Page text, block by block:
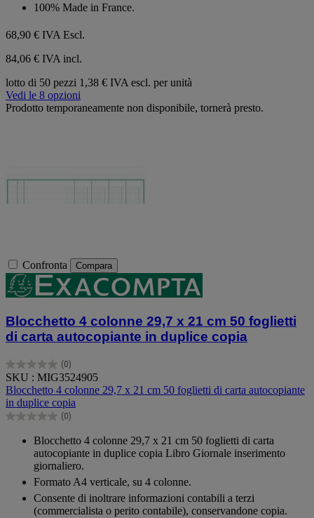
100% Made in France.
68,90 € IVA Escl.
84,06 € IVA incl.
lotto di 50 pezzi 1,38 € IVA escl. per unità
Vedi le 8 opzioni
Prodotto temporaneamente non disponibile, tornerà presto.
Confronta Compara
Blocchetto 4 colonne 29,7 x 21 cm 50 foglietti
di carta autocopiante in duplice copia
(0)
0.0
su
5
stelle.
SKU : MIG3524905
Blocchetto 4 colonne 29,7 x 21 cm 50 foglietti di carta autocopiante
in duplice copia
(0)
0.0
Blocchetto 4 colonne 29,7 x 21 cm 50 foglietti di carta
autocopiante in duplice copia Libro Giornale inserimento
giornaliero.
Formato A4 verticale, su 4 colonne.
Consente di inoltrare informazioni contabili a terzi
(commercialista o perito contabile), conservandone copia.